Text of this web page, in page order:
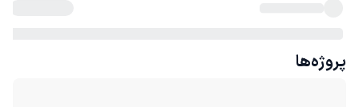
پروژه‌ها